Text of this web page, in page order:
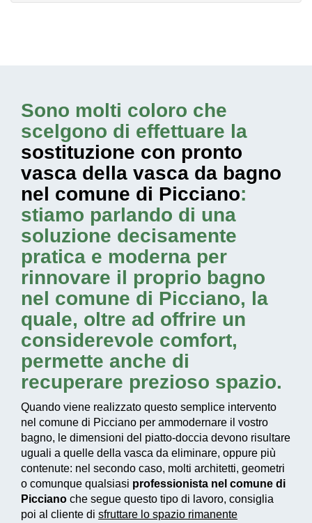
Sono molti coloro che
scelgono di effettuare la
sostituzione con pronto
vasca della vasca da bagno
nel comune di Picciano:
stiamo parlando di una
soluzione decisamente
pratica e moderna per
rinnovare il proprio bagno
nel comune di Picciano, la
quale, oltre ad offrire un
considerevole comfort,
permette anche di
recuperare prezioso spazio.
Quando viene realizzato questo semplice intervento
nel comune di Picciano per ammodernare il vostro
bagno, le dimensioni del piatto-doccia devono risultare
uguali a quelle della vasca da eliminare, oppure più
contenute: nel secondo caso, molti architetti, geometri
o comunque qualsiasi professionista nel comune di
Picciano che segue questo tipo di lavoro, consiglia
poi al cliente di sfruttare lo spazio rimanente